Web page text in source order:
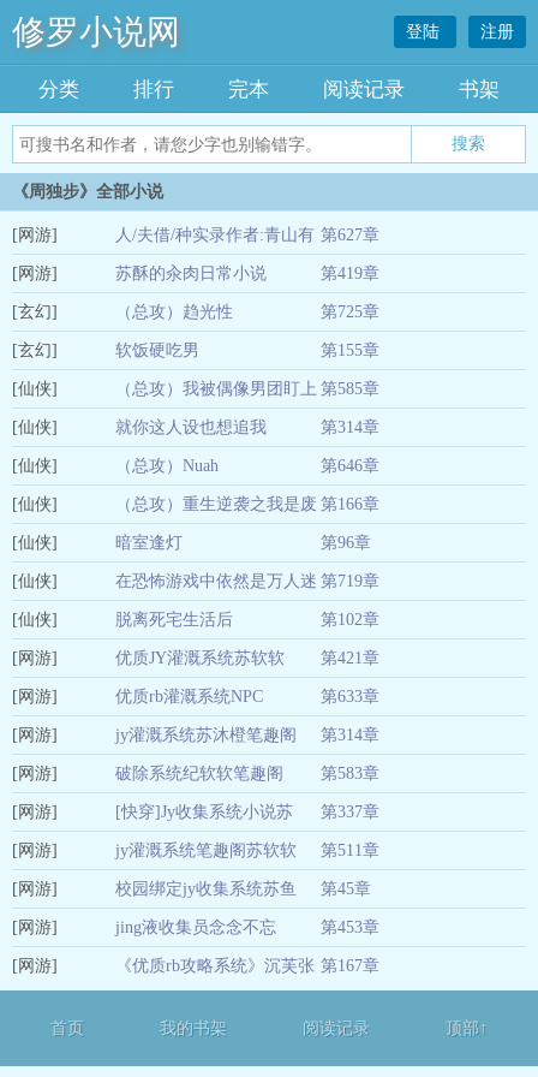
修罗小说网 登陆 注册
分类 排行 完本 阅读记录 书架
《周独步》全部小说
[网游] 人/夫借/种实录作者:青山有
你
第627章
[网游] 苏酥的汆肉日常小说 第419章
[玄幻] （总攻）趋光性 第725章
[玄幻] 软饭硬吃男 第155章
[仙侠] （总攻）我被偶像男团盯上
了
第585章
[仙侠] 就你这人设也想追我 第314章
[仙侠] （总攻）Nuah 第646章
[仙侠] （总攻）重生逆袭之我是废
柴嫡女
第166章
[仙侠] 暗室逢灯 第96章
[仙侠] 在恐怖游戏中依然是万人迷 第719章
[仙侠] 脱离死宅生活后 第102章
[网游] 优质JY灌溉系统苏软软 第421章
[网游] 优质rb灌溉系统NPC 第633章
[网游] jy灌溉系统苏沐橙笔趣阁 第314章
[网游] 破除系统纪软软笔趣阁 第583章
[网游] [快穿]Jy收集系统小说苏 第337章
[网游] jy灌溉系统笔趣阁苏软软 第511章
[网游] 校园绑定jy收集系统苏鱼 第45章
[网游] jing液收集员念念不忘 第453章
[网游] 《优质rb攻略系统》沉芙张 第167章
首页
我的书架 阅读记录 顶部↑